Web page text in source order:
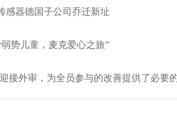
感器德国子公司乔迁新址
势儿童，麦克爱心之旅”
接外审，为全员参与的改善提供了必要